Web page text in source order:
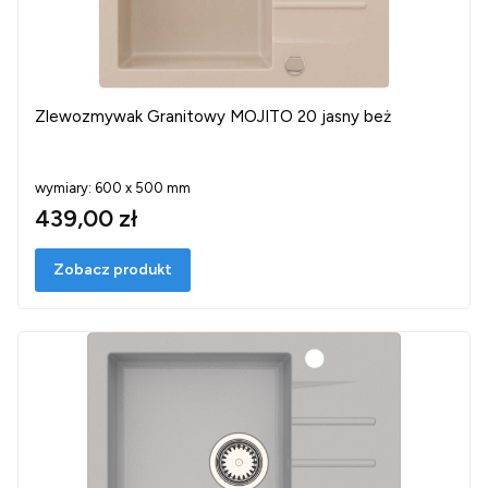
Zlewozmywak Granitowy MOJITO 20 jasny beż
wymiary: 600 x 500 mm
439,00 zł
Zobacz produkt